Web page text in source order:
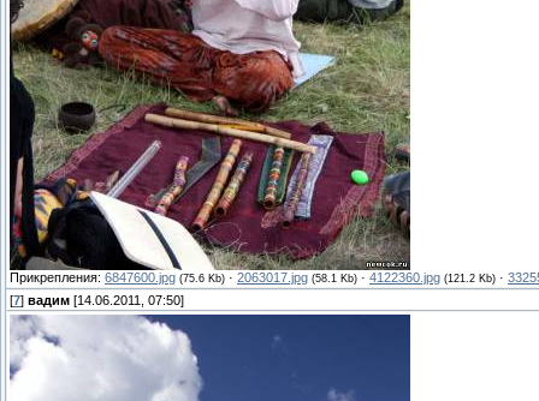
Прикрепления: 6847600.jpg (75.6 Kb) · 2063017.jpg (58.1 Kb) · 4122360.jpg (121.2 Kb) ·
[7] вадим [14.06.2011, 07:50]